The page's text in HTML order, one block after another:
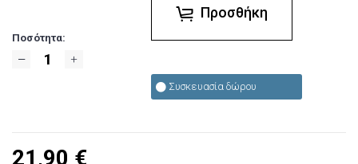
Ποσότητα:
Προσθήκη
Συσκευασία δώρου
21,90 €